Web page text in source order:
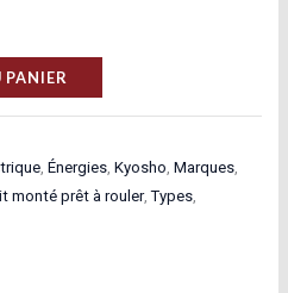
PANIER
,Énergies ,Kyosho ,Marques
monté prêt à rouler,Types